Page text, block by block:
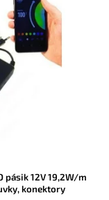
pásik 12V 19,2W/m
konektory